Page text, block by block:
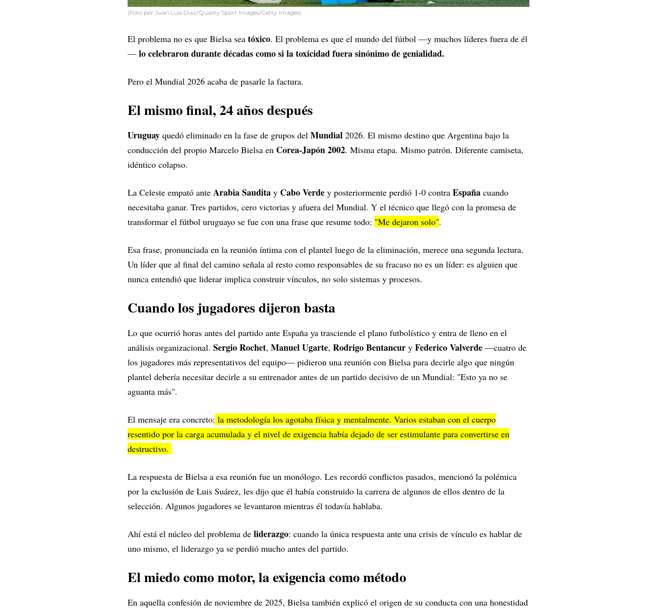
(Foto por Juan Luis Diaz/Quality Sport Images/Getty Images)
El problema no es que Bielsa sea tóxico. El problema es que el mundo del fútbol —y muchos líderes fuera de él
— lo celebraron durante décadas como si la toxicidad fuera sinónimo de genialidad.
Pero el Mundial 2026 acaba de pasarle la factura.
El mismo final, 24 años después
Uruguay quedó eliminado en la fase de grupos del Mundial 2026. El mismo destino que Argentina bajo la
conducción del propio Marcelo Bielsa en Corea-Japón 2002. Misma etapa. Mismo patrón. Diferente camiseta,
idéntico colapso.
La Celeste empató ante Arabia Saudita y Cabo Verde y posteriormente perdió 1-0 contra España cuando
necesitaba ganar. Tres partidos, cero victorias y afuera del Mundial. Y el técnico que llegó con la promesa de
transformar el fútbol uruguayo se fue con una frase que resume todo: "Me dejaron solo".
Esa frase, pronunciada en la reunión íntima con el plantel luego de la eliminación, merece una segunda lectura.
Un líder que al final del camino señala al resto como responsables de su fracaso no es un líder: es alguien que
nunca entendió que liderar implica construir vínculos, no solo sistemas y procesos.
Cuando los jugadores dijeron basta
Lo que ocurrió horas antes del partido ante España ya trasciende el plano futbolístico y entra de lleno en el
análisis organizacional. Sergio Rochet, Manuel Ugarte, Rodrigo Bentancur y Federico Valverde —cuatro de
los jugadores más representativos del equipo— pidieron una reunión con Bielsa para decirle algo que ningún
plantel debería necesitar decirle a su entrenador antes de un partido decisivo de un Mundial: "Esto ya no se
aguanta más".
El mensaje era concreto: la metodología los agotaba física y mentalmente. Varios estaban con el cuerpo
resentido por la carga acumulada y el nivel de exigencia había dejado de ser estimulante para convertirse en
destructivo.
La respuesta de Bielsa a esa reunión fue un monólogo. Les recordó conflictos pasados, mencionó la polémica
por la exclusión de Luis Suárez, les dijo que él había construido la carrera de algunos de ellos dentro de la
selección. Algunos jugadores se levantaron mientras él todavía hablaba.
Ahí está el núcleo del problema de liderazgo: cuando la única respuesta ante una crisis de vínculo es hablar de
uno mismo, el liderazgo ya se perdió mucho antes del partido.
El miedo como motor, la exigencia como método
En aquella confesión de noviembre de 2025, Bielsa también explicó el origen de su conducta con una honestidad